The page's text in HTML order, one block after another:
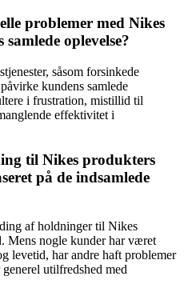
problemer med Nikes
oplevelse?
såsom forsinkede
kundens samlede
i frustration, mistillid til
effektivitet i
til Nikes produkters
på de indsamlede
af holdninger til Nikes
Mens nogle kunder har været
levetid, har andre haft problemer
utilfredshed med